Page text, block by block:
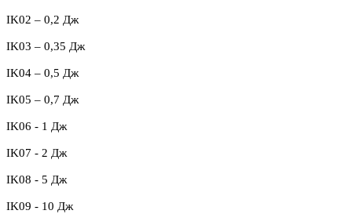
IK02 – 0,2 Дж
IK03 – 0,35 Дж
IK04 – 0,5 Дж
IK05 – 0,7 Дж
IK06 - 1 Дж
IK07 - 2 Дж
IK08 - 5 Дж
IK09 - 10 Дж